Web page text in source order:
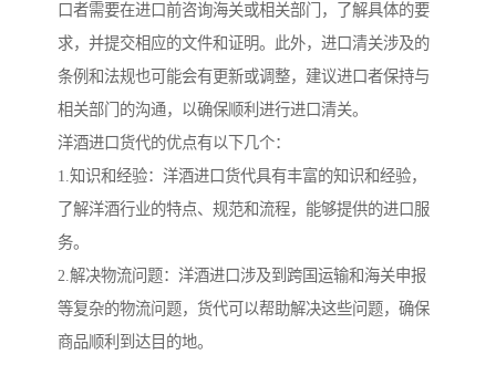
口者需要在进口前咨询海关或相关部门，了解具体的要
求，并提交相应的文件和证明。此外，进口清关涉及的
条例和法规也可能会有更新或调整，建议进口者保持与
相关部门的沟通，以确保顺利进行进口清关。
洋酒进口货代的优点有以下几个：
1.知识和经验：洋酒进口货代具有丰富的知识和经验，
了解洋酒行业的特点、规范和流程，能够提供的进口服
务。
2.解决物流问题：洋酒进口涉及到跨国运输和海关申报
等复杂的物流问题，货代可以帮助解决这些问题，确保
商品顺利到达目的地。